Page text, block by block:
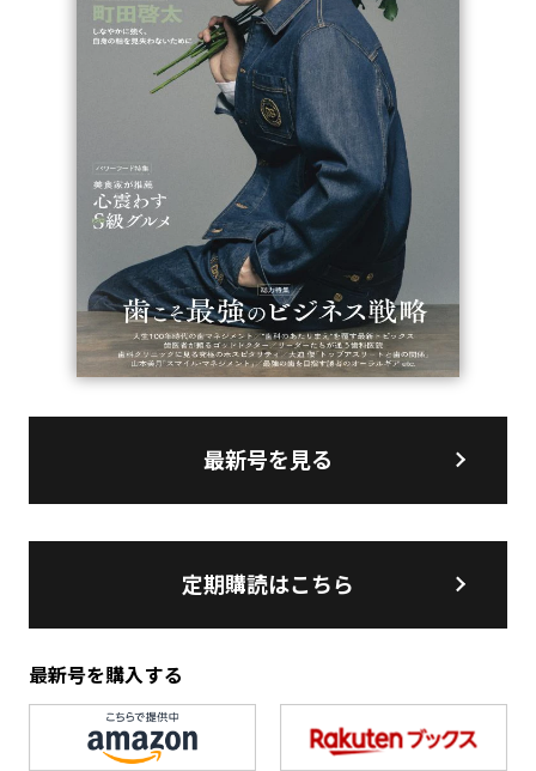
最新号を見る
定期購読はこちら
最新号を購入する